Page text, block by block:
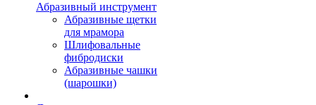
Абразивный инструмент
Абразивные щетки
для мрамора
Шлифовальные
фибродиски
Абразивные чашки
(шарошки)